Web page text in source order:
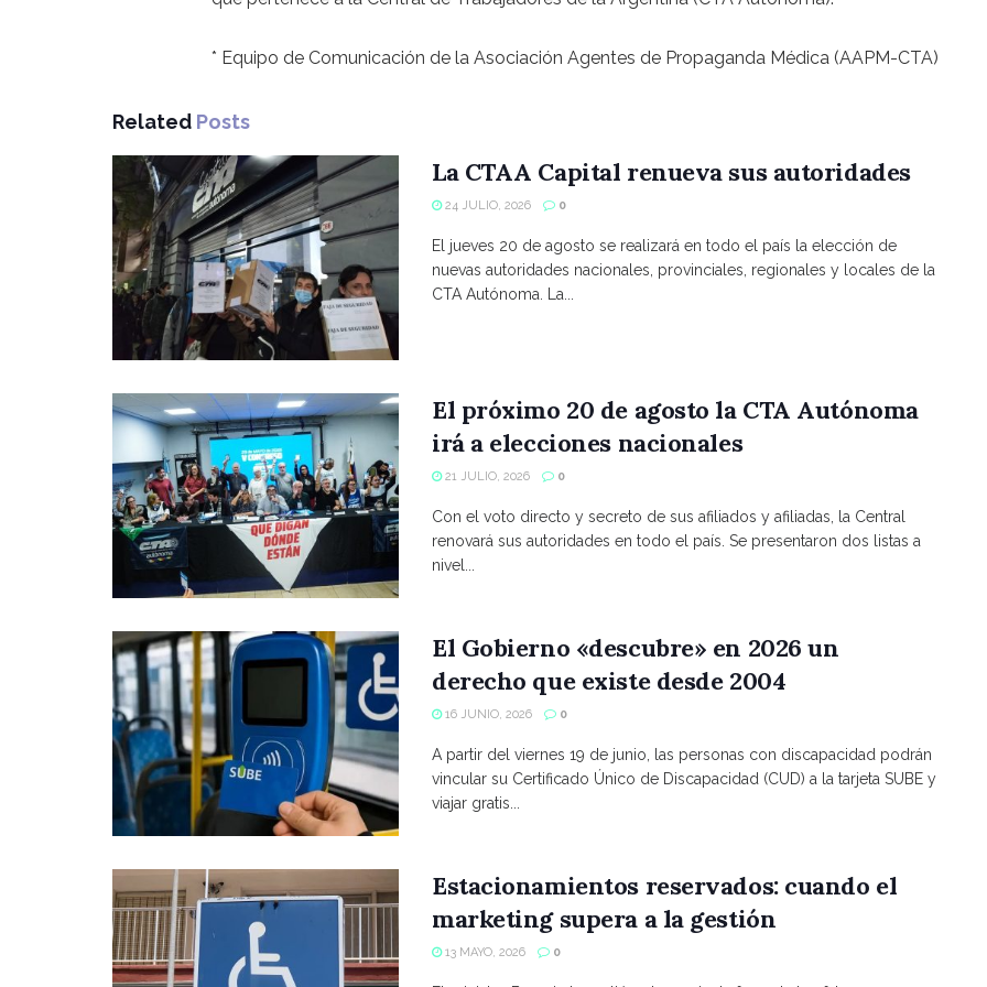
* Equipo de Comunicación de la Asociación Agentes de Propaganda Médica (AAPM-CTA)
Related Posts
La CTAA Capital renueva sus autoridades
24 JULIO, 2026 0
El jueves 20 de agosto se realizará en todo el país la elección de
nuevas autoridades nacionales, provinciales, regionales y locales de la
CTA Autónoma. La...
El próximo 20 de agosto la CTA Autónoma
irá a elecciones nacionales
21 JULIO, 2026 0
Con el voto directo y secreto de sus afiliados y afiliadas, la Central
renovará sus autoridades en todo el país. Se presentaron dos listas a
nivel...
El Gobierno «descubre» en 2026 un
derecho que existe desde 2004
16 JUNIO, 2026 0
A partir del viernes 19 de junio, las personas con discapacidad podrán
vincular su Certificado Único de Discapacidad (CUD) a la tarjeta SUBE y
viajar gratis...
Estacionamientos reservados: cuando el
marketing supera a la gestión
13 MAYO, 2026 0